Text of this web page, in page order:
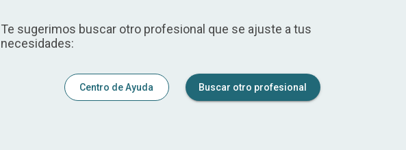
Te sugerimos buscar otro profesional que se ajuste a tus
necesidades:
Centro de Ayuda Buscar otro profesional